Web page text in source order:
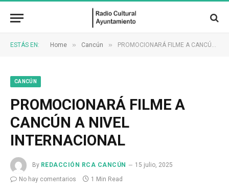
ESTÁS EN: Home » Cancún » PROMOCIONARÁ FILME A CANCÚN A NIVEL INTERNACIONAL
CANCÚN
PROMOCIONARÁ FILME A
CANCÚN A NIVEL
INTERNACIONAL
By REDACCIÓN RCA CANCÚN
15 julio, 2025
No hay comentarios
1 Min Read